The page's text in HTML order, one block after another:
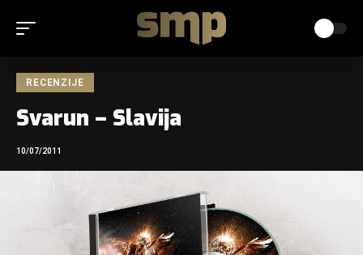
RECENZIJE
Svarun – Slavija
10/07/2011